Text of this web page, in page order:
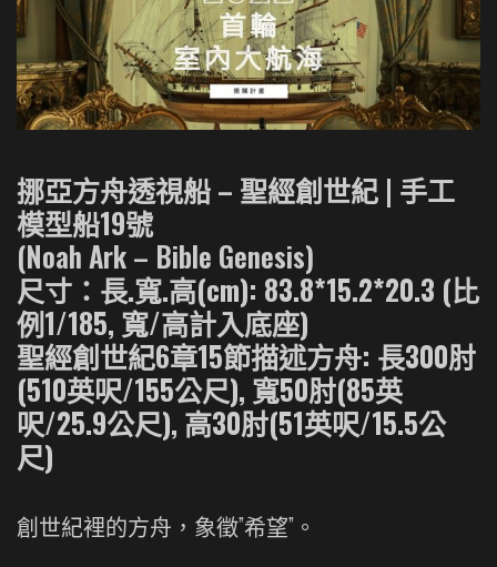
挪亞方舟透視船 – 聖經創世紀 | 手工
模型船19號
(Noah Ark – Bible Genesis)
尺寸：長.寬.高(cm): 83.8*15.2*20.3 (比
例1/185, 寬/高計入底座)
聖經創世紀6章15節描述方舟: 長300肘
(510英呎/155公尺), 寬50肘(85英
呎/25.9公尺), 高30肘(51英呎/15.5公
尺)
創世紀裡的方舟，象徵”希望”。